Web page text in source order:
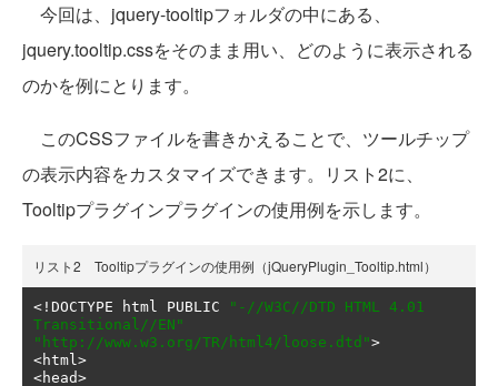
今回は、jquery-tooltipフォルダの中にある、
jquery.tooltip.cssをそのまま用い、どのように表示される
のかを例にとります。
このCSSファイルを書きかえることで、ツールチップ
の表示内容をカスタマイズできます。リスト2に、
Tooltipプラグインプラグインの使用例を示します。
リスト2 Tooltipプラグインの使用例（jQueryPlugin_Tooltip.html）
<! DOCTYPE html PUBLIC
"-//W3C//DTD HTML 4.01
Transitional//EN"
"http://www.w3.org/TR/html4/loose.dtd">
<html>
<head>